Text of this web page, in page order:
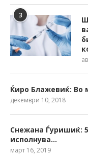
3
Ќиро Блажевиќ: Во
декември 10, 2018
Снежана Ѓуришиќ:
исполнува…
март 16, 2019